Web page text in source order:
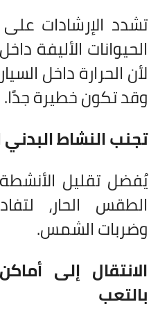
تشدد الإرشادات
الحيوانات الأليفة
لأن الحرارة داخل
وقد تكون خطيرة جدًا.
تجنب النشاط
يُفضل تقليل الأنشطة
الطقس الحار،
وضربات الشمس.
الانتقال إلى
بالتعب